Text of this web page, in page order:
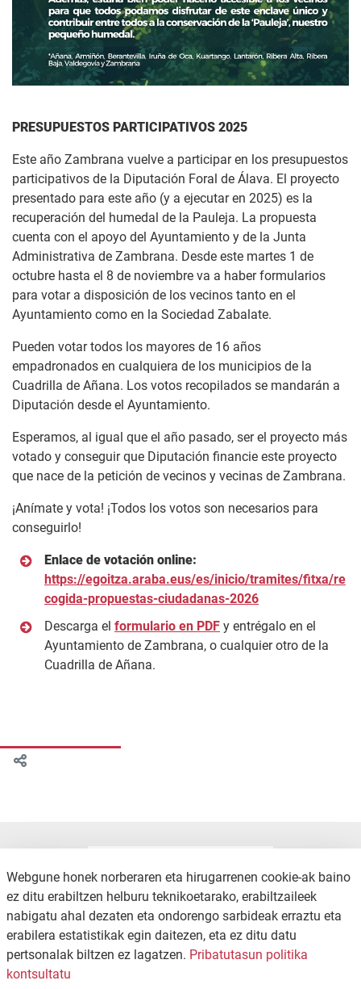
PRESUPUESTOS PARTICIPATIVOS 2025
Este año Zambrana vuelve a participar en los presupuestos
participativos de la Diputación Foral de Álava. El proyecto
presentado para este año (y a ejecutar en 2025) es la
recuperación del humedal de la Pauleja. La propuesta
cuenta con el apoyo del Ayuntamiento y de la Junta
Administrativa de Zambrana. Desde este martes 1 de
octubre hasta el 8 de noviembre va a haber formularios
para votar a disposición de los vecinos tanto en el
Ayuntamiento como en la Sociedad Zabalate.
Pueden votar todos los mayores de 16 años
empadronados en cualquiera de los municipios de la
Cuadrilla de Añana. Los votos recopilados se mandarán a
Diputación desde el Ayuntamiento.
Esperamos, al igual que el año pasado, ser el proyecto más
votado y conseguir que Diputación financie este proyecto
que nace de la petición de vecinos y vecinas de Zambrana.
¡Anímate y vota! ¡Todos los votos son necesarios para
conseguirlo!
Enlace de votación online:
https://egoitza.araba.eus/es/inicio/tramites/fitxa/re
cogida-propuestas-ciudadanas-2026
Descarga el formulario en PDF y entrégalo en el
Ayuntamiento de Zambrana, o cualquier otro de la
Cuadrilla de Añana.
Webgune honek norberaren eta hirugarrenen cookie-ak baino
ez ditu erabiltzen helburu teknikoetarako, erabiltzaileek
nabigatu ahal dezaten eta ondorengo sarbideak erraztu eta
erabilera estatistikak egin daitezen, eta ez ditu datu
pertsonalak biltzen ez lagatzen. Pribatutasun politika
kontsultatu